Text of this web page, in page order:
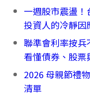
一週股市震盪！
投資人的冷靜因
聯準會利率按兵
看懂債券、股
2026 母親節禮
清單